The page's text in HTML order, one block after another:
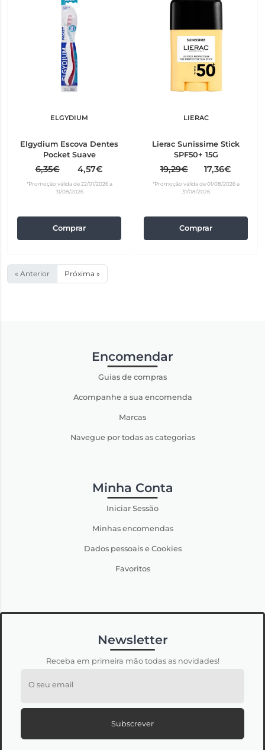
ELGYDIUM
Elgydium Escova Dentes
Pocket Suave
6,35€ 4,57€
*Promoção válida de 22/01/2026 a
31/08/2026
Comprar
LIERAC
Lierac Sunissime Stick
SPF50+ 15G
19,29€ 17,36€
*Promoção válida de 01/08/2026 a
31/08/2026
Comprar
« Anterior Próxima »
Encomendar
Guias de compras
Acompanhe a sua encomenda
Marcas
Navegue por todas as categorias
Minha Conta
Iniciar Sessão
Minhas encomendas
Dados pessoais e Cookies
Favoritos
Newsletter
Receba em primeira mão todas as novidades!
O seu email
Subscrever